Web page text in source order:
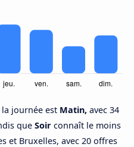
journée est Matin, avec 34
que Soir connaît le moins
et Bruxelles, avec 20 offres